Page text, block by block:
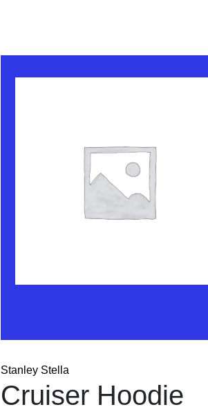
Stanley Stella
Cruiser Hoodie